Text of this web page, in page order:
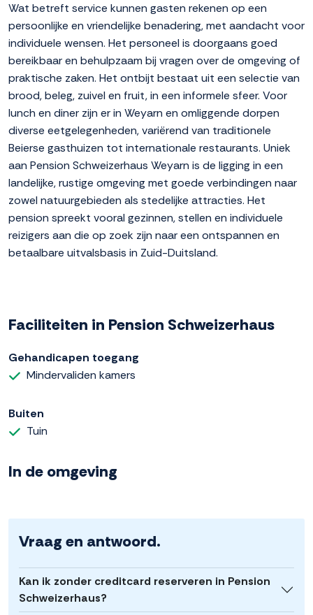
Wat betreft service kunnen gasten rekenen op een
persoonlijke en vriendelijke benadering, met aandacht voor
individuele wensen. Het personeel is doorgaans goed
bereikbaar en behulpzaam bij vragen over de omgeving of
praktische zaken. Het ontbijt bestaat uit een selectie van
brood, beleg, zuivel en fruit, in een informele sfeer. Voor
lunch en diner zijn er in Weyarn en omliggende dorpen
diverse eetgelegenheden, variërend van traditionele
Beierse gasthuizen tot internationale restaurants. Uniek
aan Pension Schweizerhaus Weyarn is de ligging in een
landelijke, rustige omgeving met goede verbindingen naar
zowel natuurgebieden als stedelijke attracties. Het
pension spreekt vooral gezinnen, stellen en individuele
reizigers aan die op zoek zijn naar een ontspannen en
betaalbare uitvalsbasis in Zuid-Duitsland.
Faciliteiten in Pension Schweizerhaus
Gehandicapen toegang
Mindervaliden kamers
Buiten
Tuin
In de omgeving
Vraag en antwoord.
Kan ik zonder creditcard reserveren in Pension
Schweizerhaus?